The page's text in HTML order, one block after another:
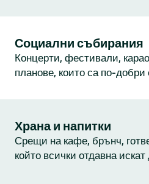
Социални събирания
Концерти, фестивали,
планове, които са по-добри
Храна и напитки
Срещи на кафе, брънч,
който всички отдавна